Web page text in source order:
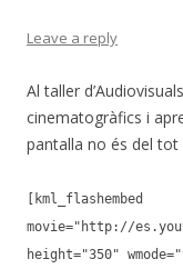
Leave a reply
Al taller
cinematogràfics i
pantalla no és del tot
[kml_flashembed
movie="http://
height="350"